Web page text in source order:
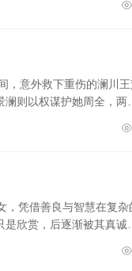
，意外救下重伤的澜川
则以权谋护她周全，两人
，凭借善良与智慧在复杂
欣赏，后逐渐被其真诚打